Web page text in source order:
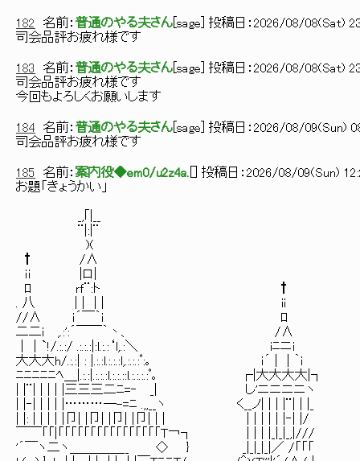
182 名前： 普通のやる夫さん sage ] 投稿日： 2026/08/08(Sat)
司会品評お疲れ様です
183 名前： 普通のやる夫さん sage ] 投稿日： 2026/08/08(Sat)
司会品評お疲れ様です
今回もよろしくお願いします
184 名前： 普通のやる夫さん sage ] 投稿日： 2026/08/09(Sun)
司会品評お疲れ様です
185 名前： 案内役◆em0/u2z4a. ] 投稿日： 2026/08/09(Sun)
お題「きょうかい」
¨|:|¨
)(
† /∧
ｉｉ |ロ|
ﾛ ｒｆ¨:ト †
. 八 | | | | ii
//∧ ｉ´￣｀ｉ ﾛ
二二ｉ ,.:':´￣￣｀丶、 /∧
｜｜`!/.:.:/ .:.:.:|:l.:.:‘l,.:＼ iﾆニi
大大大h/.:.:| : |.:.:l.:.:.:l,.:.:.:ﾟ:｡ ｉ´ | | ｀ｉ
ﾆﾆﾆﾆﾆﾍ＿|.:.:|.:.:.:l.:.:.::l.:.:.:.:ﾟ｡ ┌|大大大大|┐
| |¨| | | | |三三三二ﾆ=‐ _| し'ニニニニヽ
| |‐| | | | |………─-=ﾆ .,,__ヽ く__ノ| | | |¨| | |_
| |: | | | | |卩| |卩| |卩| |卩| | | | | | | | |‐| |/
￣￣「「|「「「「「「「「「「「「「「「「T￢┐ | | | |_|_|_,|///
'´￣ヽ二ヽ＿＿＿＿__ ◇ } _|_|_|_|／ /「「「